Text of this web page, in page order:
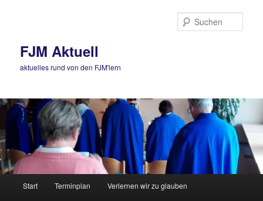
FJM Aktuell
aktuelles rund von den FJM'lern
Start Terminplan Verlernen wir zu glauben